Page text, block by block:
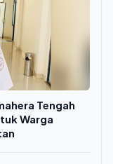
Tengah
Warga